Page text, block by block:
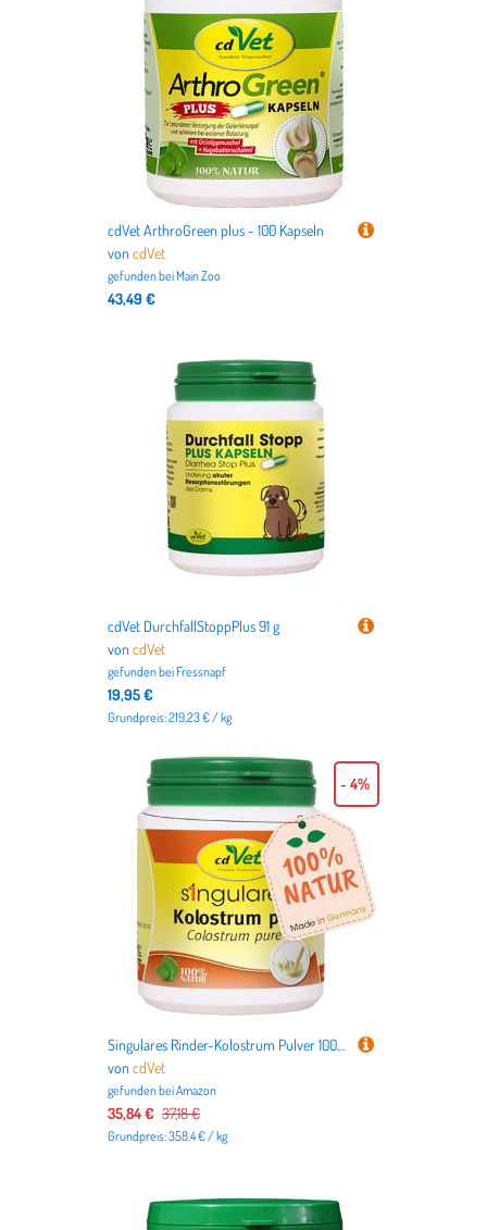
cdVet ArthroGreen plus - 100 Kapseln
voncdVet
gefunden beiMain Zoo
43,49 €
cdVet DurchfallStoppPlus 91 g
voncdVet
gefunden beiFressnapf
19,95 €
Grundpreis: 219,23 € / kg
Singulares Rinder-Kolostrum Pulver 100g - Natürliches Ergänzungsfuttermittel für Tiere
voncdVet
gefunden beiAmazon
35,84 € 37,18 €
Grundpreis: 358.4 € / kg
- 4%